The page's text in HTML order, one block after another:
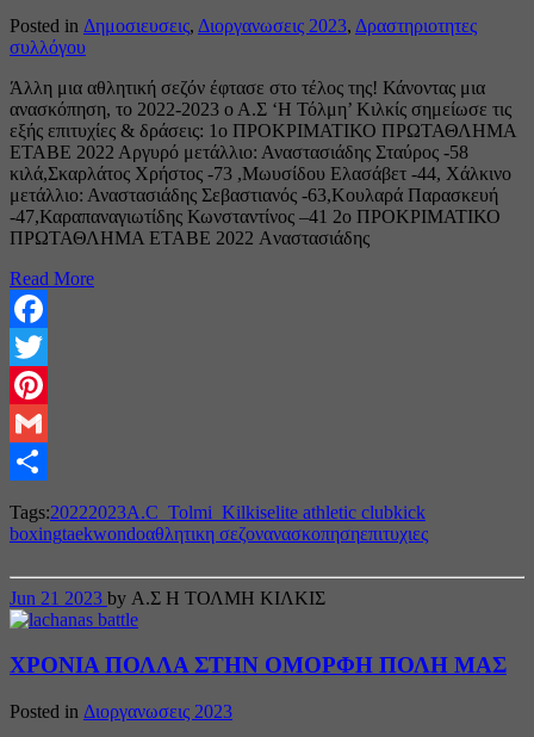
Posted in Δημοσιευσεις, Διοργανωσεις 2023, Δραστηριοτητες
συλλόγου
Άλλη μια αθλητική σεζόν έφτασε στο τέλος της! Κάνοντας μια
ανασκόπηση, το 2022-2023 ο Α.Σ ‘Η Τόλμη’ Κιλκίς σημείωσε τις
εξής επιτυχίες & δράσεις: 1ο ΠΡΟΚΡΙΜΑΤΙΚΟ ΠΡΩΤΑΘΛΗΜΑ
ΕΤΑΒΕ 2022 Αργυρό μετάλλιο: Αναστασιάδης Σταύρος -58
κιλά,Σκαρλάτος Χρήστος -73 ,Μωυσίδου Ελασάβετ -44, Χάλκινο
μετάλλιο: Αναστασιάδης Σεβαστιανός -63,Κουλαρά Παρασκευή
-47,Καραπαναγιωτίδης Κωνσταντίνος –41 2ο ΠΡΟΚΡΙΜΑΤΙΚΟ
ΠΡΩΤΑΘΛΗΜΑ ΕΤΑΒΕ 2022 Aναστασιάδης
Read More
Facebook
Twitter
Pinterest
Gmail
Tags:20222023A.C_Tolmi_Kilkiselite athletic clubkick
boxingtaekwondoαθλητικη σεζονανασκοπησηεπιτυχιες
Jun 21 2023 by Α.Σ Η ΤΟΛΜΗ ΚΙΛΚΙΣ
ΧΡΟΝΙΑ ΠΟΛΛΑ ΣΤΗΝ ΟΜΟΡΦΗ ΠΟΛΗ ΜΑΣ
Posted in Διοργανωσεις 2023